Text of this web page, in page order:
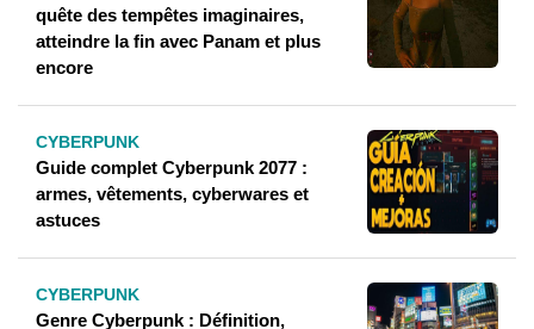
quête des tempêtes imaginaires,
atteindre la fin avec Panam et plus
encore
CYBERPUNK
Guide complet Cyberpunk 2077 :
armes, vêtements, cyberwares et
astuces
CYBERPUNK
Genre Cyberpunk : Définition,